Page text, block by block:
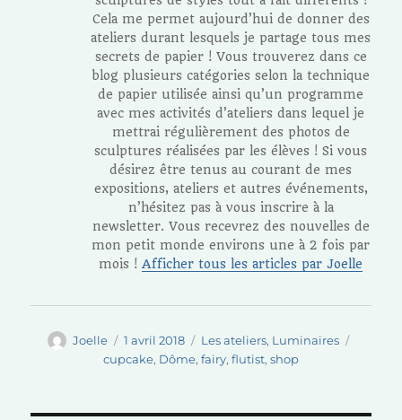
Cela me permet aujourd’hui de donner des
ateliers durant lesquels je partage tous mes
secrets de papier ! Vous trouverez dans ce
blog plusieurs catégories selon la technique
de papier utilisée ainsi qu’un programme
avec mes activités d’ateliers dans lequel je
mettrai régulièrement des photos de
sculptures réalisées par les élèves ! Si vous
désirez être tenus au courant de mes
expositions, ateliers et autres événements,
n’hésitez pas à vous inscrire à la
newsletter. Vous recevrez des nouvelles de
mon petit monde environs une à 2 fois par
mois !Afficher tous les articles par Joelle
Auteur
Joelle
Publié
le
1 avril 2018 Catégories
Les ateliers, Luminaires
cupcake, Dôme, fairy, flutist, shop